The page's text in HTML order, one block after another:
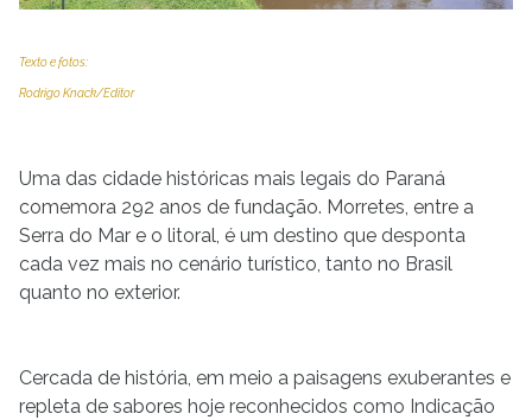
Texto e fotos:
Rodrigo Knack/Editor
Uma das cidade históricas mais legais do Paraná
comemora 292 anos de fundação. Morretes, entre a
Serra do Mar e o litoral, é um destino que desponta
cada vez mais no cenário turístico, tanto no Brasil
quanto no exterior.
Cercada de história, em meio a paisagens exuberantes e
repleta de sabores hoje reconhecidos como Indicação